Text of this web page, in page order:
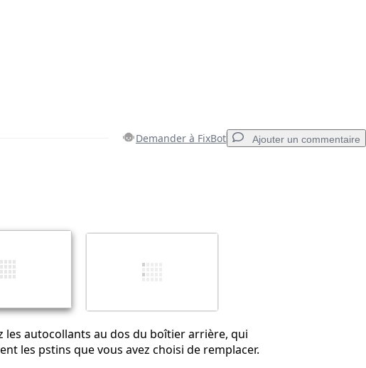
Demander à FixBot Ajouter un commentaire
les autocollants au dos du boîtier arrière, qui
les pstins que vous avez choisi de remplacer.